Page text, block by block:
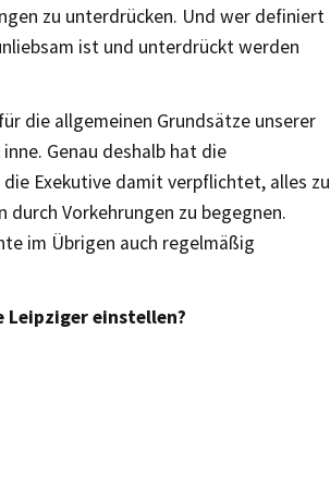
zu unterdrücken. Und wer definiert
ist und unterdrückt werden
die allgemeinen Grundsätze unserer
Genau deshalb hat die
Exekutive damit verpflichtet, alles zu
Vorkehrungen zu begegnen.
im Übrigen auch regelmäßig
Leipziger einstellen?